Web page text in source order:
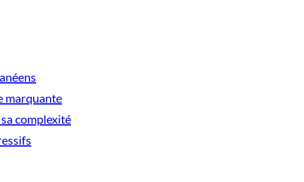
marquante
complexité